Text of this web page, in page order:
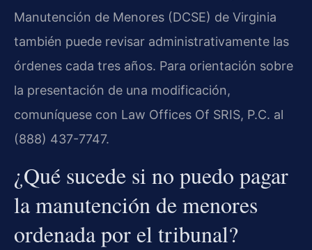
Manutención de Menores (DCSE) de Virginia
también puede revisar administrativamente las
órdenes cada tres años. Para orientación sobre
la presentación de una modificación,
comuníquese con Law Offices Of SRIS, P.C. al
(888) 437-7747.
¿Qué sucede si no puedo pagar
la manutención de menores
ordenada por el tribunal?